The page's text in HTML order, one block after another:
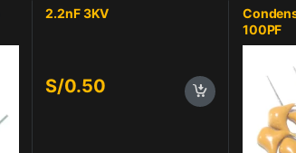
2.2nF 3KV
S/0.50
100PF